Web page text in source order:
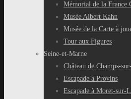
Mémorial de la France
Musée Albert Kahn
Musée de la Carte à
Tour aux Figures
Seine-et-Marne
Château de Champs-
Escapade à Provins
Escapade à Moret-sur-